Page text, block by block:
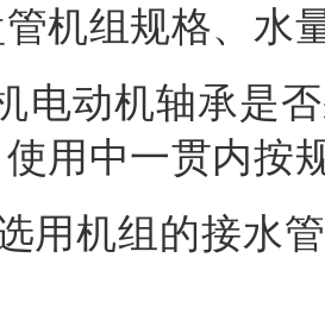
机组规格、水
电动机轴承是
用中一贯内按
用机组的接水